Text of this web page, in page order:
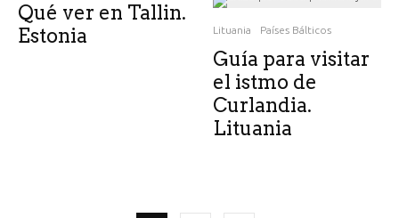
Qué ver en Tallin.
Estonia
Lituania Países Bálticos
Guía para visitar
el istmo de
Curlandia.
Lituania